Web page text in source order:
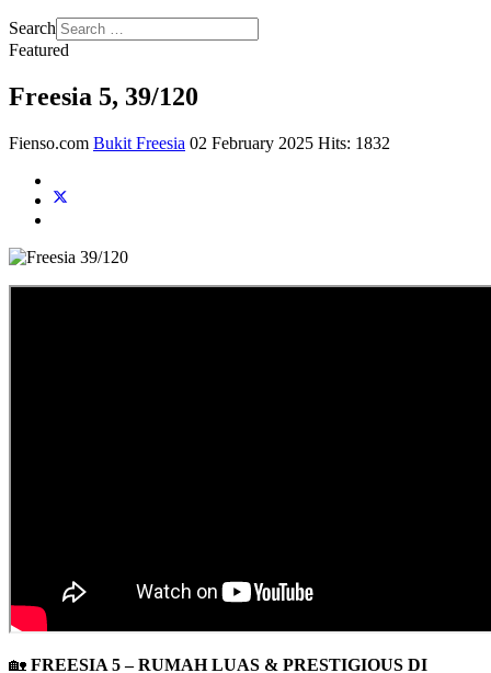
Search
Featured
Freesia 5, 39/120
Fienso.com Bukit Freesia 02 February 2025 Hits: 1832
🏡 FREESIA 5 – RUMAH LUAS & PRESTIGIOUS DI